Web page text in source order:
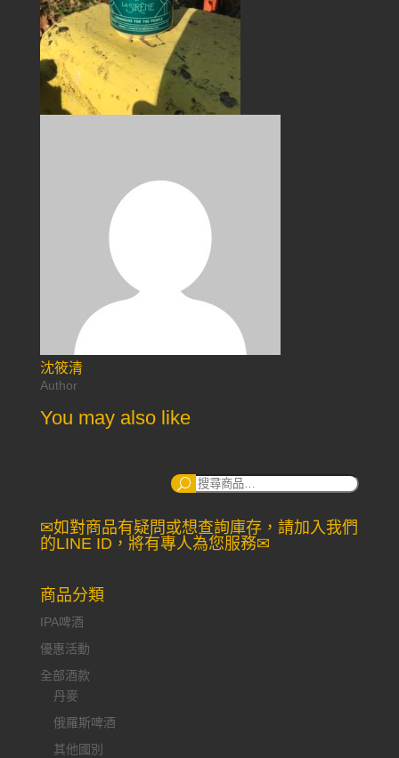
沈筱清
Author
You may also like
搜
✉如對商品有疑問或想查詢庫存，請加入我們
的LINE ID，將有專人為您服務✉
商品分類
IPA啤酒
優惠活動
全部酒款
丹麥
俄羅斯啤酒
其他國別